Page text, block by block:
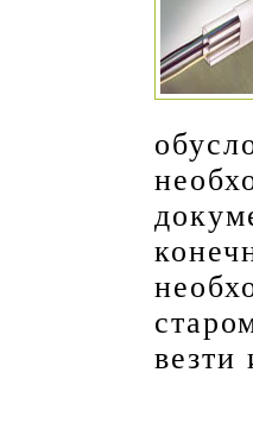
везти